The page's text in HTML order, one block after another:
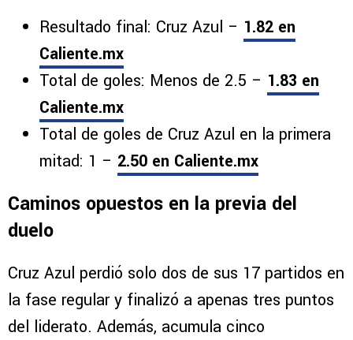
Resultado final: Cruz Azul – 1.82 en
Caliente.mx
Total de goles: Menos de 2.5 – 1.83 en
Caliente.mx
Total de goles de Cruz Azul en la primera
mitad: 1 – 2.50 en Caliente.mx
Caminos opuestos en la previa del
duelo
Cruz Azul perdió solo dos de sus 17 partidos en
la fase regular y finalizó a apenas tres puntos
del liderato. Además, acumula cinco